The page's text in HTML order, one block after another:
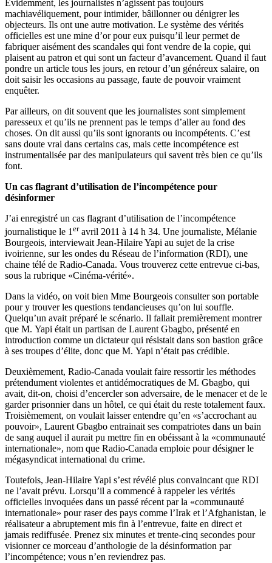
Évidemment, les journalistes n’agissent pas toujours
machiavéliquement, pour intimider, bâillonner ou dénigrer les
objecteurs. Ils ont une autre motivation. Le système des vérités
officielles est une mine d’or pour eux puisqu’il leur permet de
fabriquer aisément des scandales qui font vendre de la copie, qui
plaisent au patron et qui sont un facteur d’avancement. Quand il faut
pondre un article tous les jours, en retour d’un généreux salaire, on
doit saisir les occasions au passage, faute de pouvoir vraiment
enquêter.
Par ailleurs, on dit souvent que les journalistes sont simplement
paresseux et qu’ils ne prennent pas le temps d’aller au fond des
choses. On dit aussi qu’ils sont ignorants ou incompétents. C’est
sans doute vrai dans certains cas, mais cette incompétence est
instrumentalisée par des manipulateurs qui savent très bien ce qu’ils
font.
Un cas flagrant d’utilisation de l’incompétence pour
désinformer
J’ai enregistré un cas flagrant d’utilisation de l’incompétence
journalistique le 1 eravril 2011 à 14 h 34. Une journaliste, Mélanie
Bourgeois, interviewait Jean-Hilaire Yapi au sujet de la crise
ivoirienne, sur les ondes du Réseau de l’information (RDI), une
chaine télé de Radio-Canada. Vous trouverez cette entrevue ci-bas,
sous la rubrique «Cinéma-vérité».
Dans la vidéo, on voit bien Mme Bourgeois consulter son portable
pour y trouver les questions tendancieuses qu’on lui souffle.
Quelqu’un avait préparé le scénario. Il fallait premièrement montrer
que M. Yapi était un partisan de Laurent Gbagbo, présenté en
introduction comme un dictateur qui résistait dans son bastion grâce
à ses troupes d’élite, donc que M. Yapi n’était pas crédible.
Deuxièmement, Radio-Canada voulait faire ressortir les méthodes
prétendument violentes et antidémocratiques de M. Gbagbo, qui
avait, dit-on, choisi d’encercler son adversaire, de le menacer et de le
garder prisonnier dans un hôtel, ce qui était du reste totalement faux.
Troisièmement, on voulait laisser entendre qu’en «s’accrochant au
pouvoir», Laurent Gbagbo entrainait ses compatriotes dans un bain
de sang auquel il aurait pu mettre fin en obéissant à la «communauté
internationale», nom que Radio-Canada emploie pour désigner le
mégasyndicat international du crime.
Toutefois, Jean-Hilaire Yapi s’est révélé plus convaincant que RDI
ne l’avait prévu. Lorsqu’il a commencé à rappeler les vérités
officielles invoquées dans un passé récent par la «communauté
internationale» pour raser des pays comme l’Irak et l’Afghanistan, le
réalisateur a abruptement mis fin à l’entrevue, faite en direct et
jamais rediffusée. Prenez six minutes et trente-cinq secondes pour
visionner ce morceau d’anthologie de la désinformation par
l’incompétence; vous n’en reviendrez pas.